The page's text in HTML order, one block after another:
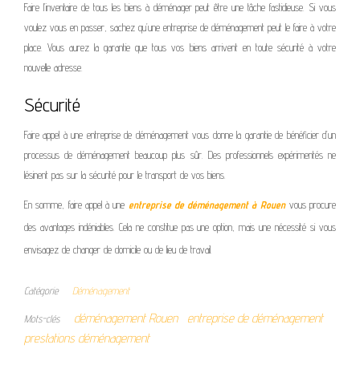
Faire l’inventaire de tous les biens à déménager peut être une tâche fastidieuse. Si vous
voulez vous en passer, sachez qu’une entreprise de déménagement peut le faire à votre
place. Vous aurez la garantie que tous vos biens arrivent en toute sécurité à votre
nouvelle adresse.
Sécurité
Faire appel à une entreprise de déménagement vous donne la garantie de bénéficier d’un
processus de déménagement beaucoup plus sûr. Des professionnels expérimentés ne
lésinent pas sur la sécurité pour le transport de vos biens.
En somme, faire appel à une entreprise de déménagement à Rouen vous procure
des avantages indéniables. Cela ne constitue pas une option, mais une nécessité si vous
envisagez de changer de domicile ou de lieu de travail.
Catégorie Déménagement
Mots-clés déménagement Rouen
entreprise de déménagement
prestations déménagement